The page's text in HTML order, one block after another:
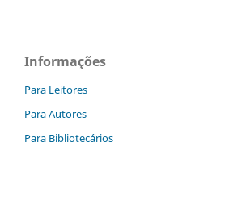
Informações
Para Leitores
Para Autores
Para Bibliotecários